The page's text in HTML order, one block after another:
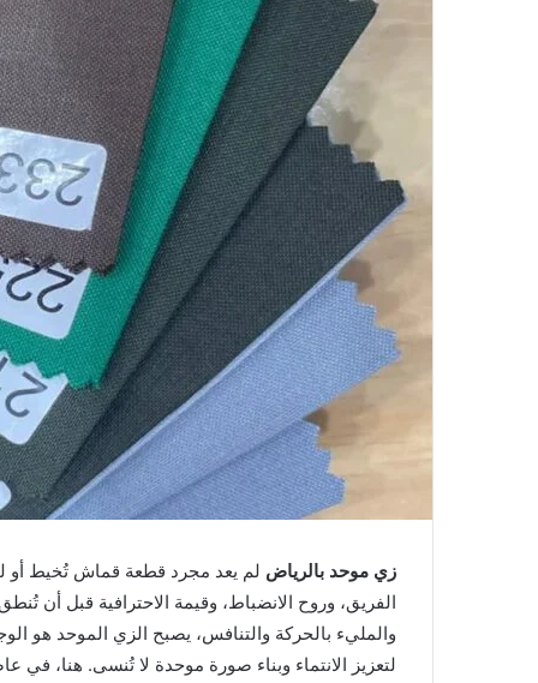
زي موحد بالرياض لم يعد مجرد قطعة قماش تُخيط أو
الفريق، وروح الانضباط، وقيمة الاحترافية قبل أن
والمليء بالحركة والتنافس، يصبح الزي الموحد هو
لتعزيز الانتماء وبناء صورة موحدة لا تُنسى. هنا، في